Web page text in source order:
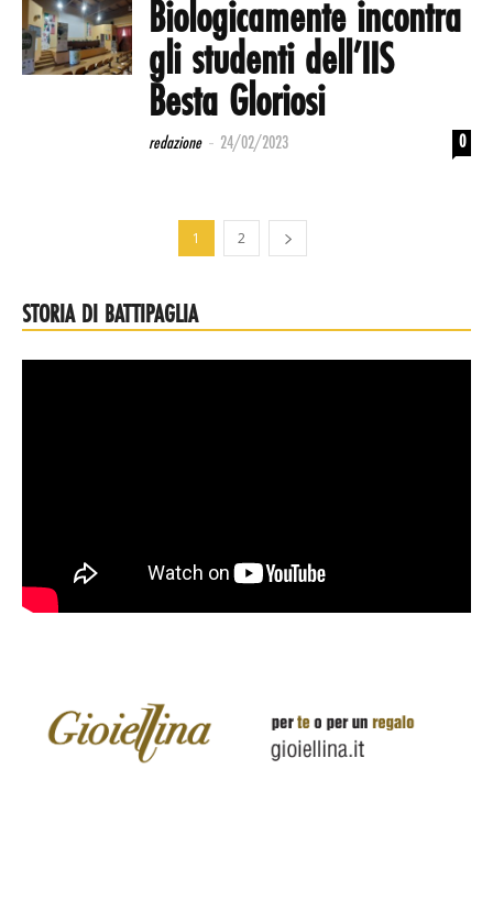
Biologicamente incontra
gli studenti dell’IIS
Besta Gloriosi
redazione - 24/02/2023 0
1 2
STORIA DI BATTIPAGLIA